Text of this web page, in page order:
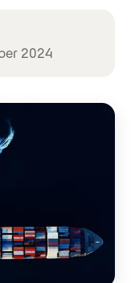
2024